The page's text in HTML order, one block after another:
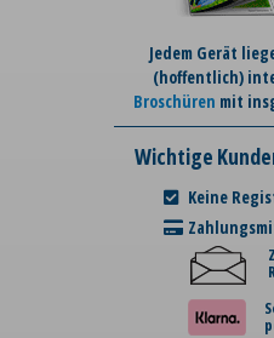
Jedem Gerät
(hoffentlich)
Broschüren mit
Wichtige
Keine